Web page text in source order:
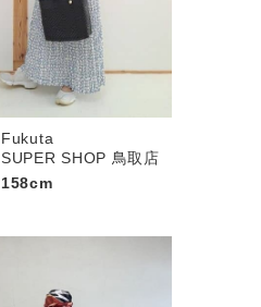
Fukuta
SUPER SHOP 鳥取店
158cm